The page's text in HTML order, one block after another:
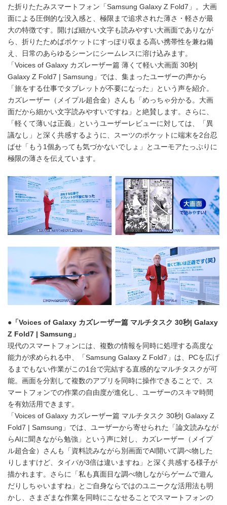
た折りたたみスマートフォン「Samsung Galaxy Z Fold7」。大画
面による圧倒的な没入感と、極限まで追求された薄さ・軽さが最
大の特徴です。開けば細かい文字も読みやすい大画面でありなが
ら、折りたためばポケットにすっぽり収まる高い携帯性を兼ね備
え、日常のあらゆるシーンにシームレスに溶け込みます。
「Voices of Galaxy カズレーザー篇 薄くて軽い大画面 30秒|
Galaxy Z Fold7 | Samsung」では、集まったユーザーの声から
「旅をする仕事でタブレットが不要になった」という声を紹介。
カズレーザー（メイプル超合金）さんも「めっちゃ分かる。大画
面だから細かい文字読みやすいですね」と絶賛します。さらに、
「軽くて薄いは正義」というユーザーレビューに対しては、「異
議なし」と深く共感するように、スーツのポケットに端末を2台忍
ばせ「もう1個あっても気づかないでしょ」とユーモアたっぷりに
極限の薄さを伝えています。
● 「 Voices of Galaxy カズレーザー篇 マルチタスク 30秒| Galaxy
Z Fold7 | Samsung 」
現代のスマートフォンには、複数の情報を同時に処理する高度な
能力が求められる中、「Samsung Galaxy Z Fold7」は、PCを広げ
るまでもない作業がこの1台で完結する直感的なマルチタスクが可
能。画面を分割して複数のアプリを同時に操作できることで、ス
マートフォンでの作業の自由度が進化し、ユーザーのスキマ時間
を有効活用できます。
「Voices of Galaxy カズレーザー篇 マルチタスク 30秒| Galaxy Z
Fold7 | Samsung」では、ユーザーから寄せられた「論文読みなが
らAIに聞きながら勉強」という声に対し、カズレーザー（メイプ
ル超合金）さんも「資料読みながら別画面でAI開いて調べ物した
りしますけど、タイパが3倍は違いますね」と深く共感する様子が
描かれます。さらに「私も真面目な調べ物しながらゲームで遊ん
だりしちゃいますね」とご自身ならではのユニークな活用法も明
かし、さまざまな作業を同時にこなせることでスマートフォンの